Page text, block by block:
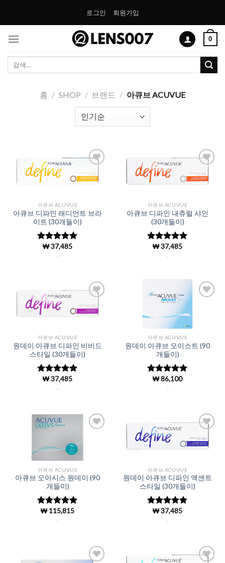
로그인 회원가입
0
색:
홈 / SHOP / 브랜드 / 아큐브 ACUVUE
Add to
Wishlist
아큐브 ACUVUE
아큐브 디파인 래디언트 브라
이트 (30개들이)
5 중에서
로 평
₩37,485
Add to
Wishlist
아큐브 ACUVUE
아큐브 디파인 내츄럴 샤인
(30개들이)
5 중에서
로 평
₩37,485
Add to
Wishlist
아큐브 ACUVUE
원데이 아큐브 디파인 비비드
스타일 (30개들이)
5 중에서
로 평
₩37,485
아큐브 ACUVUE
원데이 아큐브 모이스트 (90
개들이)
5 중에서
로 평
₩86,100
아큐브 ACUVUE
아큐브 오아시스 원데이 (90
개들이)
5 중에서
로 평
₩115,815
Add to
Wishlist
아큐브 ACUVUE
원데이 아큐브 디파인 액센트
스타일 (30개들이)
5 중에서
로 평
₩37,485